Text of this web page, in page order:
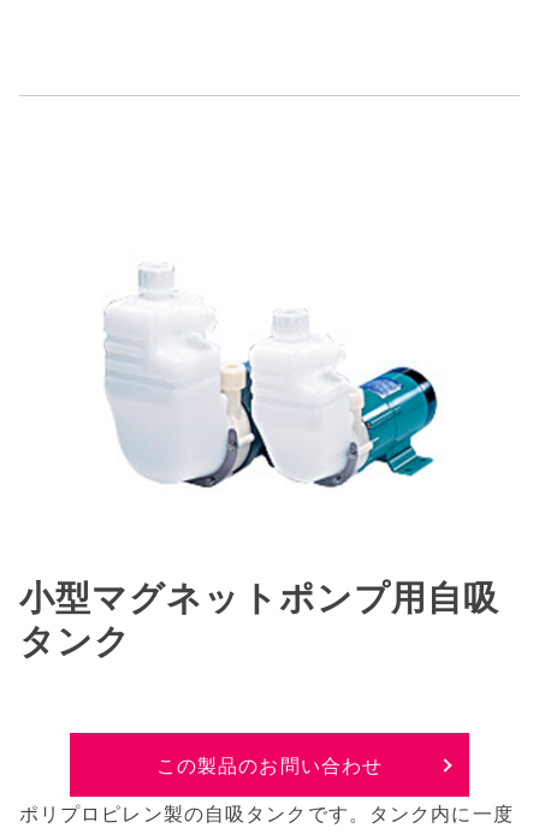
小型マグネットポンプ用自吸
タンク
この製品のお問い合わせ
ポリプロピレン製の自吸タンクです。タンク内に一度